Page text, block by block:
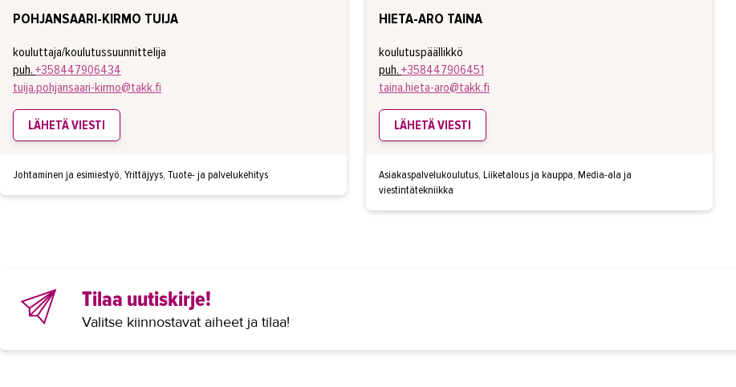
POHJANSAARI-KIRMO TUIJA
kouluttaja/koulutussuunnittelija
puh. +358447906434
tuija.pohjansaari-kirmo@takk.fi
LÄHETÄ VIESTI
Johtaminen ja esimiestyö, Yrittäjyys, Tuote- ja palvelukehitys
HIETA-ARO TAINA
koulutuspäällikkö
puh. +358447906451
taina.hieta-aro@takk.fi
LÄHETÄ VIESTI
Asiakaspalvelukoulutus, Liiketalous ja kauppa, Media-ala ja
viestintätekniikka
Tilaa uutiskirje!
Valitse kiinnostavat aiheet ja tilaa!